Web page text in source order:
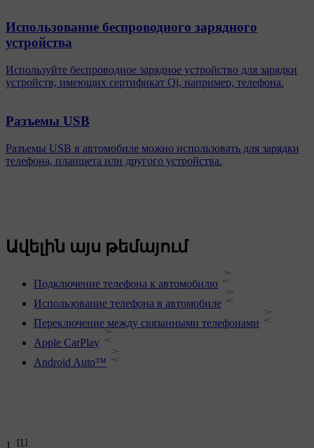
[1]
Использование беспроводного зарядного
устройства
Используйте беспроводное зарядное устройство для зарядки
устройств, имеющих сертификат Qi, например, телефона.
Разъемы USB
Разъемы USB в автомобиле можно использовать для зарядки
телефона, планшета или другого устройства.
Ավելին այս թեմայում
Подключение телефона к автомобилю
Использование телефона в автомобиле
Переключение между связанными телефонами
Apple CarPlay
Android Auto™